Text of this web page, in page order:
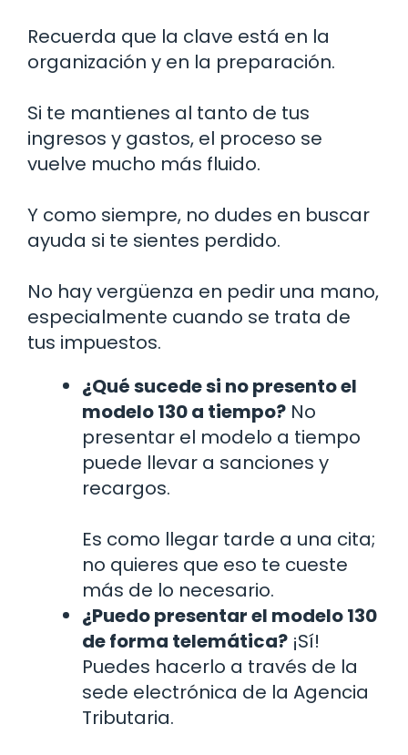
Recuerda que la clave está en la
organización y en la preparación.
Si te mantienes al tanto de tus
ingresos y gastos, el proceso se
vuelve mucho más fluido.
Y como siempre, no dudes en buscar
ayuda si te sientes perdido.
No hay vergüenza en pedir una mano,
especialmente cuando se trata de
tus impuestos.
¿Qué sucede si no presento el
modelo 130 a tiempo? No
presentar el modelo a tiempo
puede llevar a sanciones y
recargos.
Es como llegar tarde a una cita;
no quieres que eso te cueste
más de lo necesario.
¿Puedo presentar el modelo 130
de forma telemática? ¡Sí!
Puedes hacerlo a través de la
sede electrónica de la Agencia
Tributaria.